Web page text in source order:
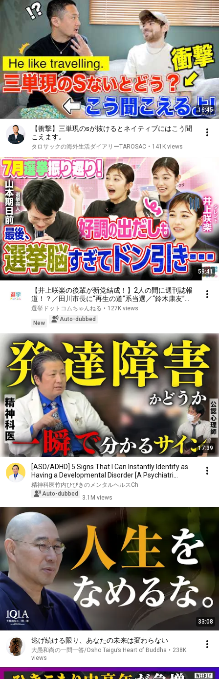
16:45
【衝撃】三単現のsが抜けるとネイティブにはこう聞
こえます。
タロサックの海外生活ダイアリーTAROSAC • 141K views
59:41
【井上咲楽の後輩が新党結成！】2人の間に週刊誌報
道！？／田川市長に“再生の道”系当選／“鈴木康友”氏
が事務所侵入で辞職願【井上咲楽×山本期日前】｜選
挙ドットコムちゃんねる
選挙ドットコムちゃんねる • 127K views
New
Auto-dubbed
17:39
[ASD/ADHD] 5 Signs That I Can Instantly Identify as
Having a Developmental Disorder [A Psychiatri...
精神科医竹内ひびきのメンタルヘルスCh
Auto-dubbed
3.1M views
33:08
逃げ続ける限り、あなたの未来は変わらない
大愚和尚の一問一答/Osho Taigu’s Heart of Buddha • 238K
views